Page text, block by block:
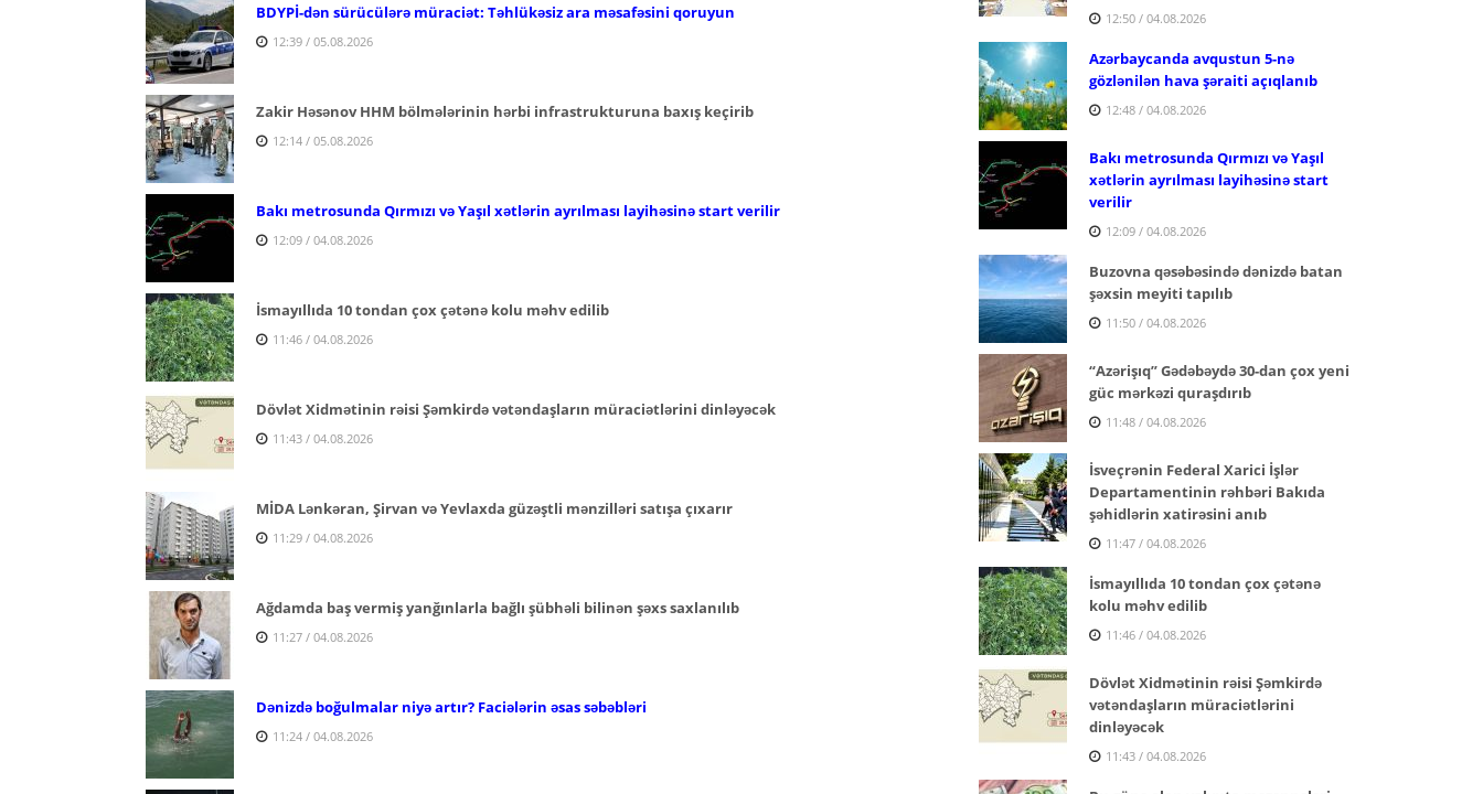
BDYPİ-dən sürücülərə müraciət: Təhlükəsiz ara məsafəsini qoruyun
12:39 / 05.08.2026
Zakir Həsənov HHM bölmələrinin hərbi infrastrukturuna baxış keçirib
12:14 / 05.08.2026
Bakı metrosunda Qırmızı və Yaşıl xətlərin ayrılması layihəsinə start verilir
12:09 / 04.08.2026
İsmayıllıda 10 tondan çox çətənə kolu məhv edilib
11:46 / 04.08.2026
Dövlət Xidmətinin rəisi Şəmkirdə vətəndaşların müraciətlərini dinləyəcək
11:43 / 04.08.2026
MİDA Lənkəran, Şirvan və Yevlaxda güzəştli mənzilləri satışa çıxarır
11:29 / 04.08.2026
Ağdamda baş vermiş yanğınlarla bağlı şübhəli bilinən şəxs saxlanılıb
11:27 / 04.08.2026
Dənizdə boğulmalar niyə artır? Faciələrin əsas səbəbləri
11:24 / 04.08.2026
12:50 / 04.08.2026
Azərbaycanda avqustun 5-nə
gözlənilən hava şəraiti açıqlanıb
12:48 / 04.08.2026
Bakı metrosunda Qırmızı və Yaşıl
xətlərin ayrılması layihəsinə start
verilir
12:09 / 04.08.2026
Buzovna qəsəbəsində dənizdə batan
şəxsin meyiti tapılıb
11:50 / 04.08.2026
“Azərişıq” Gədəbəydə 30-dan çox yeni
güc mərkəzi quraşdırıb
11:48 / 04.08.2026
İsveçrənin Federal Xarici İşlər
Departamentinin rəhbəri Bakıda
şəhidlərin xatirəsini anıb
11:47 / 04.08.2026
İsmayıllıda 10 tondan çox çətənə
kolu məhv edilib
11:46 / 04.08.2026
Dövlət Xidmətinin rəisi Şəmkirdə
vətəndaşların müraciətlərini
dinləyəcək
11:43 / 04.08.2026